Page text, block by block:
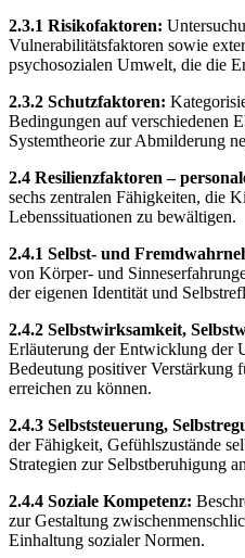
2.3.1 Risikofaktoren:
Vulnerabilitätsfaktoren sowie
psychosozialen Umwelt, die die
2.3.2 Schutzfaktoren:
Bedingungen auf verschiedenen
Systemtheorie zur Abmilderung
2.4 Resilienzfaktoren –
sechs zentralen Fähigkeiten, die
Lebenssituationen zu bewältigen.
2.4.1 Selbst- und
von Körper- und
der eigenen Identität und
2.4.2 Selbstwirksamkeit,
Erläuterung der Entwicklung der
Bedeutung positiver Verstärkung
erreichen zu können.
2.4.3 Selbststeuerung,
der Fähigkeit, Gefühlszustände
Strategien zur Selbstberuhigung
2.4.4 Soziale Kompetenz:
zur Gestaltung
Einhaltung sozialer Normen.